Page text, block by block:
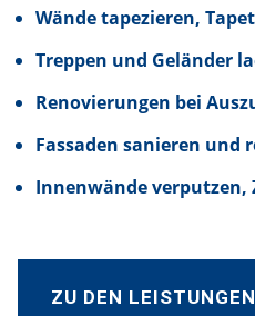
Wände tapezieren,
Treppen und Geländer
Renovierungen bei
Fassaden sanieren und
Innenwände verputzen,
ZU DEN LEISTUNGEN